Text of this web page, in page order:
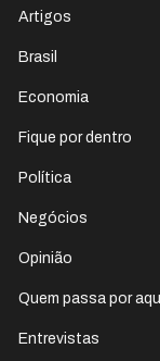
Artigos
Brasil
Economia
Fique por dentro
Política
Negócios
Opinião
Quem passa por
Entrevistas